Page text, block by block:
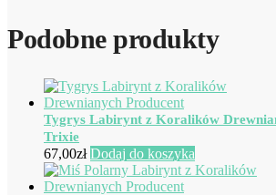
Podobne produkty
Tygrys Labirynt z Koralików
Trixie
67,00zł Dodaj do koszyka